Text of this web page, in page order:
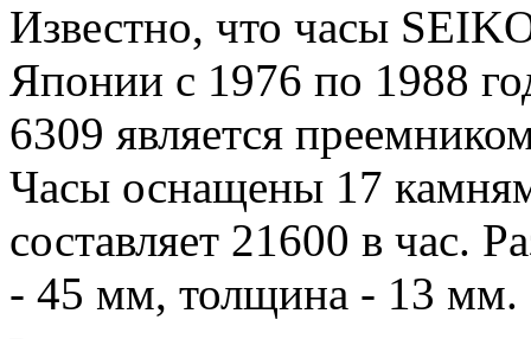
Известно, что часы
Японии с 1976 по 1988
6309 является
Часы оснащены 17
составляет 21600 в час.
- 45 мм, толщина - 13 мм.